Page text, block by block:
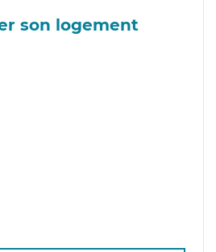
son logement